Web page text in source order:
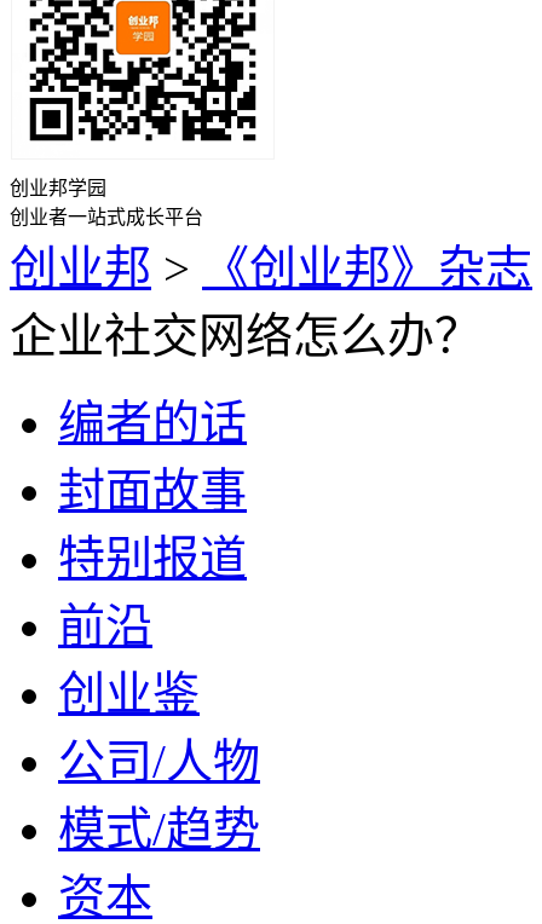
创业邦学园
创业者一站式成长平台
创业邦 > 《创业邦》杂志
企业社交网络怎么办？
编者的话
封面故事
特别报道
前沿
创业鉴
公司/人物
模式/趋势
资本